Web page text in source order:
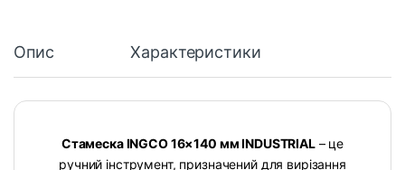
Опис Характеристики
Стамеска INGCO 16×140 мм INDUSTRIAL– це
ручний інструмент, призначений для вирізання